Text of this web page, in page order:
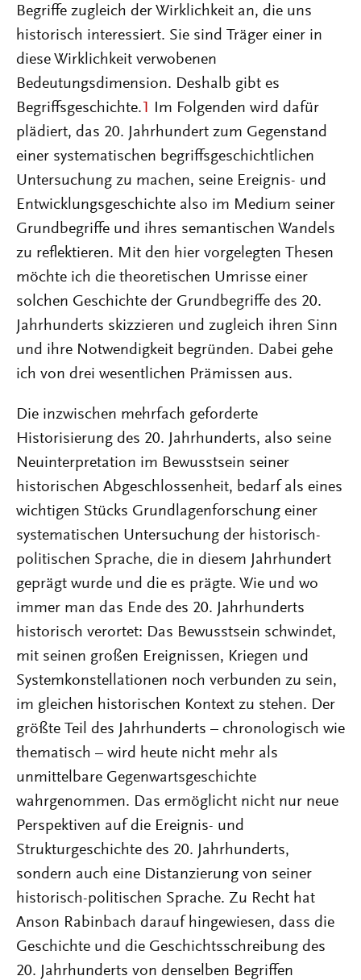
Begriffe zugleich der Wirklichkeit an, die uns
historisch interessiert. Sie sind Träger einer in
diese Wirklichkeit verwobenen
Bedeutungsdimension. Deshalb gibt es
Begriffsgeschichte.1
Im Folgenden wird dafür
plädiert, das 20. Jahrhundert zum Gegenstand
einer systematischen begriffsgeschichtlichen
Untersuchung zu machen, seine Ereignis- und
Entwicklungsgeschichte also im Medium seiner
Grundbegriffe und ihres semantischen Wandels
zu reflektieren. Mit den hier vorgelegten Thesen
möchte ich die theoretischen Umrisse einer
solchen Geschichte der Grundbegriffe des 20.
Jahrhunderts skizzieren und zugleich ihren Sinn
und ihre Notwendigkeit begründen. Dabei gehe
ich von drei wesentlichen Prämissen aus.
Die inzwischen mehrfach geforderte
Historisierung des 20. Jahrhunderts, also seine
Neuinterpretation im Bewusstsein seiner
historischen Abgeschlossenheit, bedarf als eines
wichtigen Stücks Grundlagenforschung einer
systematischen Untersuchung der historisch-
politischen Sprache, die in diesem Jahrhundert
geprägt wurde und die es prägte. Wie und wo
immer man das Ende des 20. Jahrhunderts
historisch verortet: Das Bewusstsein schwindet,
mit seinen großen Ereignissen, Kriegen und
Systemkonstellationen noch verbunden zu sein,
im gleichen historischen Kontext zu stehen. Der
größte Teil des Jahrhunderts – chronologisch wie
thematisch – wird heute nicht mehr als
unmittelbare Gegenwartsgeschichte
wahrgenommen. Das ermöglicht nicht nur neue
Perspektiven auf die Ereignis- und
Strukturgeschichte des 20. Jahrhunderts,
sondern auch eine Distanzierung von seiner
historisch-politischen Sprache. Zu Recht hat
Anson Rabinbach darauf hingewiesen, dass die
Geschichte und die Geschichtsschreibung des
20. Jahrhunderts von denselben Begriffen